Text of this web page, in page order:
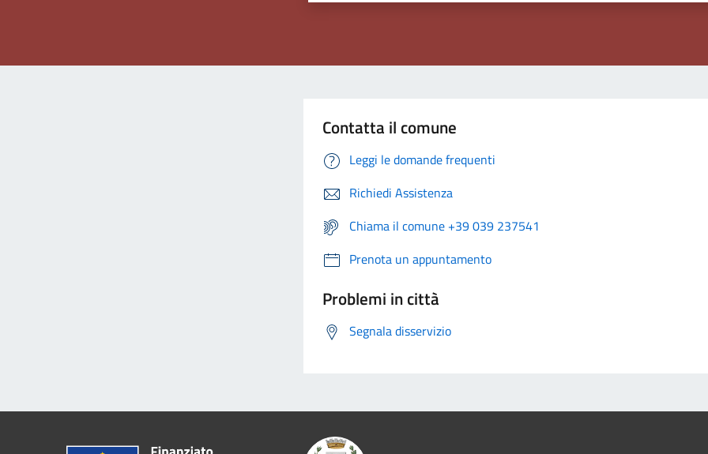
Contatta il comune
Leggi le domande frequenti
Richiedi Assistenza
Chiama il comune +39 039 237541
Prenota un appuntamento
Problemi in città
Segnala disservizio